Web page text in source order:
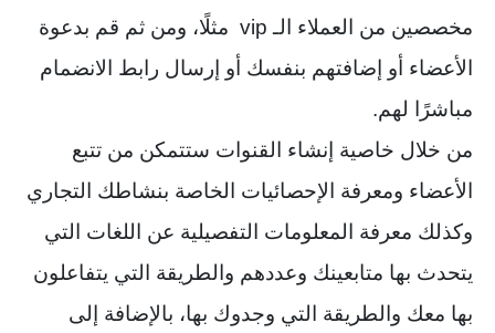
مخصصين من العملاء الـ vip مثلًا، ومن ثم قم بدعوة
الأعضاء أو إضافتهم بنفسك أو إرسال رابط الانضمام
مباشرًا لهم.
من خلال خاصية إنشاء القنوات ستتمكن من تتبع
الأعضاء ومعرفة الإحصائيات الخاصة بنشاطك التجاري
وكذلك معرفة المعلومات التفصيلية عن اللغات التي
يتحدث بها متابعينك وعددهم والطريقة التي يتفاعلون
بها معك والطريقة التي وجدوك بها، بالإضافة إلى